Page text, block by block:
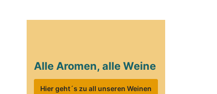
Alle Aromen, alle Weine
Hier geht´s zu all unseren Weinen